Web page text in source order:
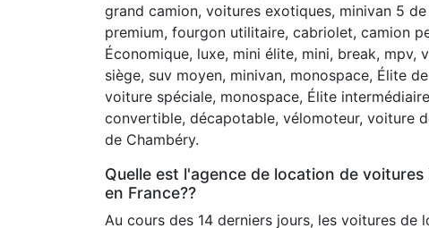
grand camion, voitures exotiques, minivan 5
premium, fourgon utilitaire, cabriolet, camion
Économique, luxe, mini élite, mini, break,
siège, suv moyen, minivan, monospace, Élite
voiture spéciale, monospace, Élite
convertible, décapotable, vélomoteur, voiture
de Chambéry.
Quelle est l'agence de location de
en France??
Au cours des 14 derniers jours, les voitures